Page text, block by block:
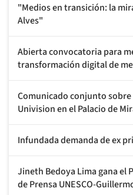
"Medios en transición: la
Alves"
Abierta convocatoria para
transformación digital de
Comunicado conjunto
Univision en el Palacio de
Infundada demanda de ex
Jineth Bedoya Lima gana el
de Prensa UNESCO-